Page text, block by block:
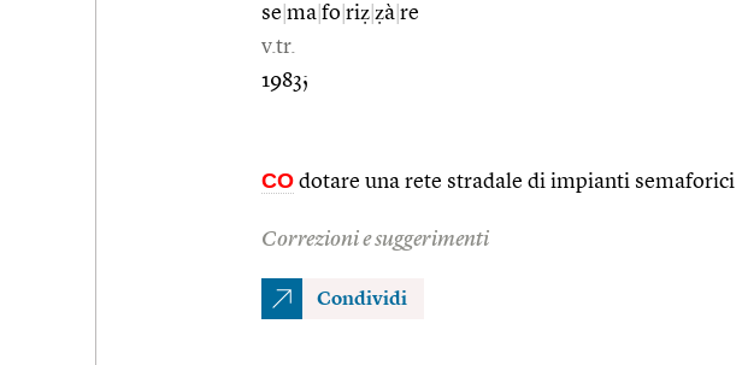
se ma fo riẓ ẓà re
v.tr.
1983;
CO dotare una rete stradale di impianti semaforici
Correzioni e suggerimenti
Condividi